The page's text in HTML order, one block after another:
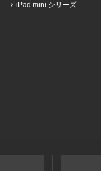
iPad mini シリーズ